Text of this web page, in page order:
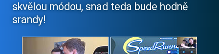
skvělou módou, snad teda bude hodně
srandy!